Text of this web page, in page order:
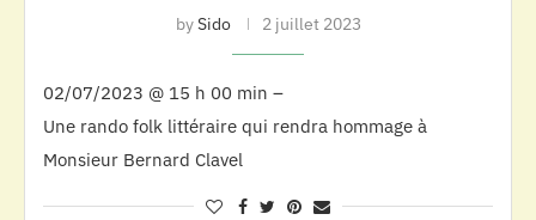
bySido 2 juillet 2023
02/07/2023 @ 15 h 00 min –
Une rando folk littéraire qui rendra hommage à
Monsieur Bernard Clavel